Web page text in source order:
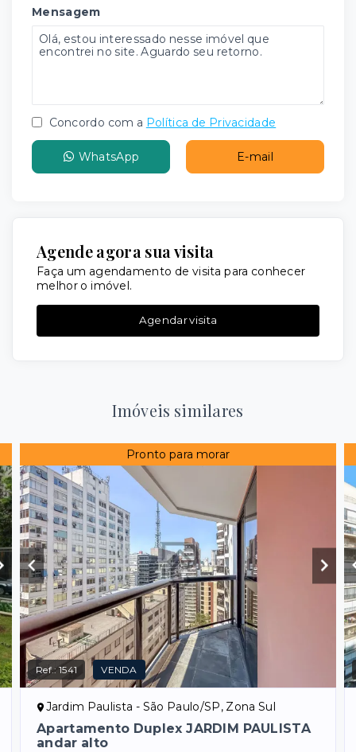
Mensagem
Concordo com a Política de Privacidade
WhatsApp E-mail
Agende agora sua visita
Faça um agendamento de visita para conhecer
melhor o imóvel.
Agendar visita
Imóveis similares
Pronto para morar
Ref.:1541 VENDA
Jardim Paulista - São Paulo/SP, Zona Sul
Apartamento Duplex JARDIM PAULISTA
andar alto